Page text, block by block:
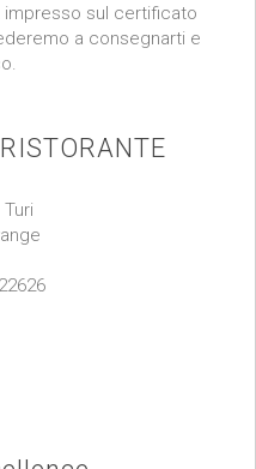
impresso sul certificato
a consegnarti e